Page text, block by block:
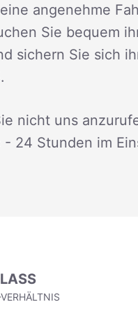
angenehme
Sie bequem
sichern Sie sich
nicht uns
24 Stunden im